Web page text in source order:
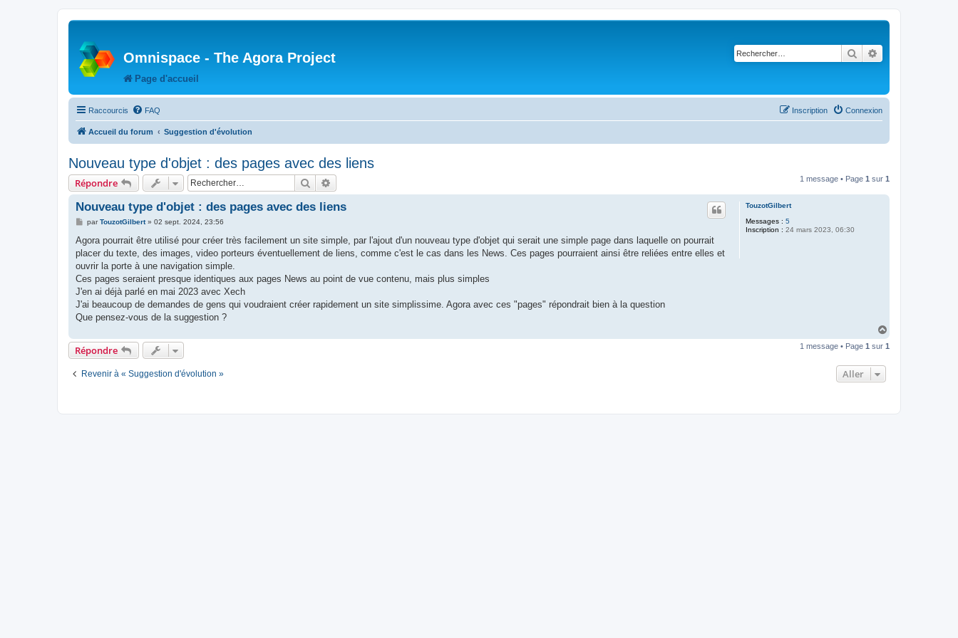
Omnispace - The Agora Project
Page d'accueil
Rechercher
Raccourcis FAQ Connexion
Inscription
Accueil du forum Suggestion d'évolution
Nouveau type d'objet : des pages avec des liens
Répondre Rechercher 1 message • Page 1 sur 1
TouzotGilbert
Messages : 5
Inscription : 24 mars 2023, 06:30
Nouveau type d'objet : des pages avec des liens
M
s
s
a
g
parTouzotGilbert» 02 sept. 2024, 23:56
Agora pourrait être utilisé pour créer très facilement un site simple, par l'ajout d'un nouveau type d'objet qui serait une simple page dans laquelle on pourrait
placer du texte, des images, video porteurs éventuellement de liens, comme c'est le cas dans les News. Ces pages pourraient ainsi être reliées entre elles et
ouvrir la porte à une navigation simple.
Ces pages seraient presque identiques aux pages News au point de vue contenu, mais plus simples
J'en ai déjà parlé en mai 2023 avec Xech
J'ai beaucoup de demandes de gens qui voudraient créer rapidement un site simplissime. Agora avec ces "pages" répondrait bien à la question
Que pensez-vous de la suggestion ?
u
Répondre 1 message • Page 1 sur 1
Revenir à « Suggestion d'évolution » Aller